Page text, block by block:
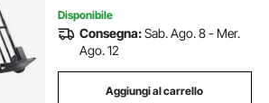
Disponibile
Consegna:Sab. Ago. 8 - Mer.
Ago. 12
Aggiungi al carrello